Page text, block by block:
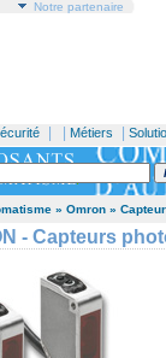
Notre partenaire
Métiers
» Omron »
- Capteurs